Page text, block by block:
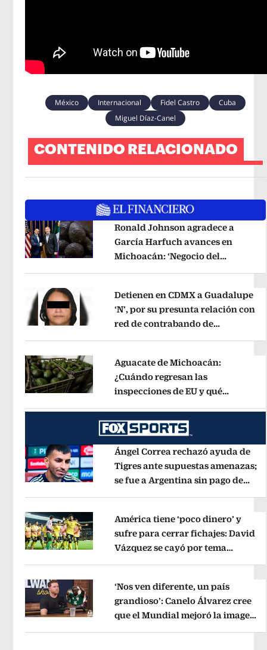
México Internacional Fidel Castro
Cuba
Miguel Díaz-Canel
CONTENIDO RELACIONADO
Ronald Johnson agradece a
García Harfuch avances en
Michoacán: ‘Negocio del
Detienen en CDMX a Guadalupe
‘N’, por su presunta relación con
red de contrabando de
Aguacate de Michoacán:
¿Cuándo regresan las
inspecciones de EU y qué
Ángel Correa rechazó ayuda de
Tigres ante supuestas amenazas;
se fue a Argentina sin pago de
América tiene ‘poco dinero’ y
sufre para cerrar fichajes: David
Vázquez se cayó por tema
‘Nos ven diferente, un país
grandioso’: Canelo Álvarez cree
que el Mundial mejoró la imagen